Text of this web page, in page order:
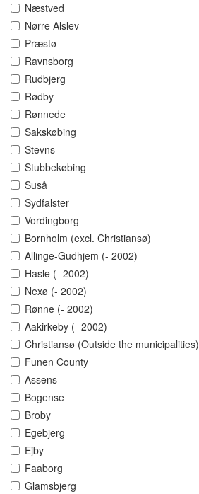
Næstved
Nørre Alslev
Præstø
Ravnsborg
Rudbjerg
Rødby
Rønnede
Sakskøbing
Stevns
Stubbekøbing
Suså
Sydfalster
Vordingborg
Bornholm (excl. Christiansø)
Allinge-Gudhjem (- 2002)
Hasle (- 2002)
Nexø (- 2002)
Rønne (- 2002)
Aakirkeby (- 2002)
Christiansø (Outside the municipalities)
Funen County
Assens
Bogense
Broby
Egebjerg
Ejby
Faaborg
Glamsbjerg